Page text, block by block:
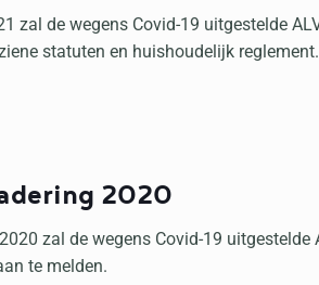
zal de wegens Covid-19 uitgestelde
statuten en huishoudelijk reglement.
2020
zal de wegens Covid-19
te melden.